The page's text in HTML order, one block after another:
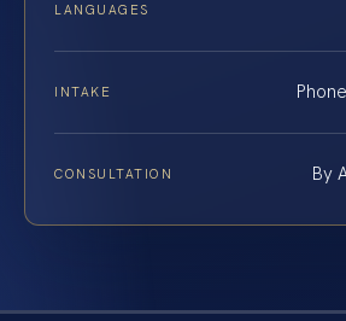
LANGUAGES
INTAKE
CONSULTATION By